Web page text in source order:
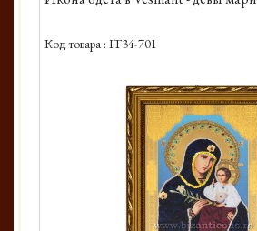
Код товара : IT34-701